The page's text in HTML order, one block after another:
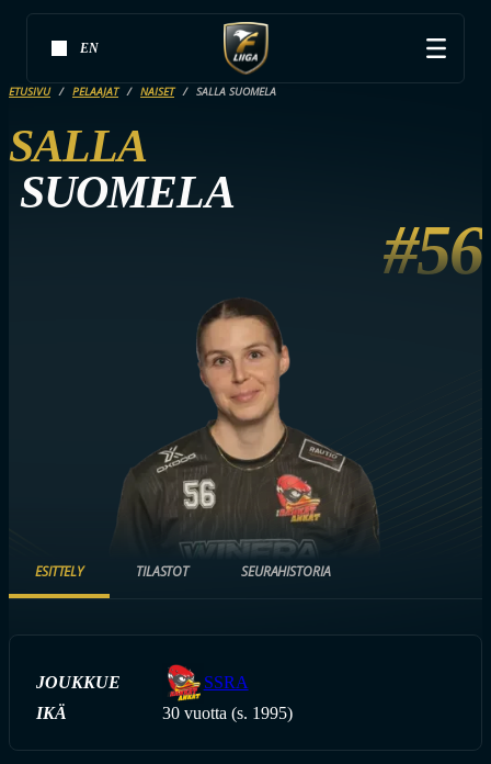
EN
ETUSIVU PELAAJAT NAISET SALLA SUOMELA
SALLA
SUOMELA
#56
ESITTELY TILASTOT SEURAHISTORIA
JOUKKUE
SSRA
IKÄ
30 vuotta (s. 1995)